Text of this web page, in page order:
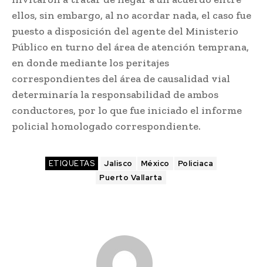
ellos, sin embargo, al no acordar nada, el caso fue
puesto a disposición del agente del Ministerio
Público en turno del área de atención temprana,
en donde mediante los peritajes
correspondientes del área de causalidad vial
determinaría la responsabilidad de ambos
conductores, por lo que fue iniciado el informe
policial homologado correspondiente.
ETIQUETAS Jalisco México
Policiaca
Puerto Vallarta